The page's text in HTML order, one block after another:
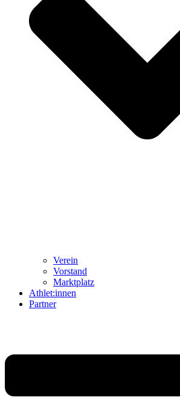
Ver­ein
Vor­stand
Markt­platz
Athlet:innen
Part­ner